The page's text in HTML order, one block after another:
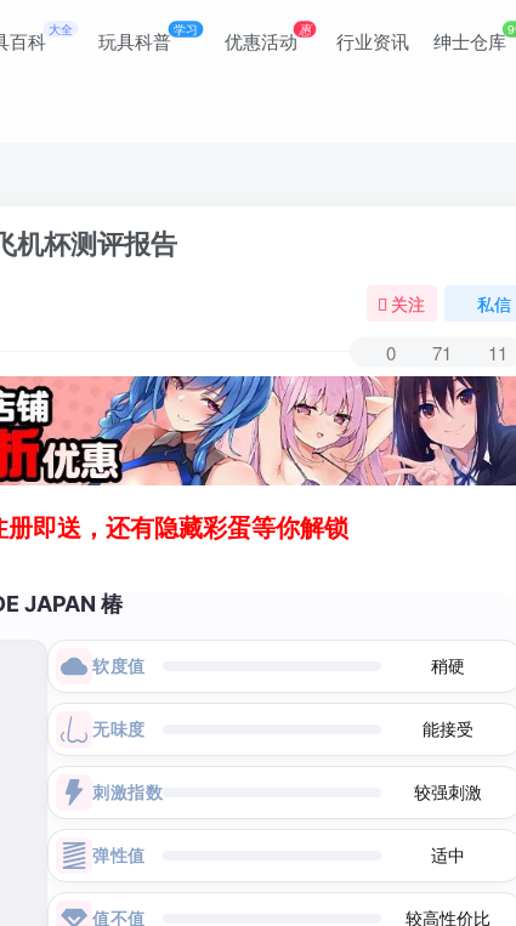
百科 大全 玩具科普学习 优惠活动惠 行业资讯 绅士仓库
机杯测评报告
关注 私信
0 71 11
即送，还有隐藏彩蛋等你解锁
JAPAN 椿
软度值 稍硬
无味度 能接受
刺激指数 较强刺激
弹性值 适中
值不值 较高性价比